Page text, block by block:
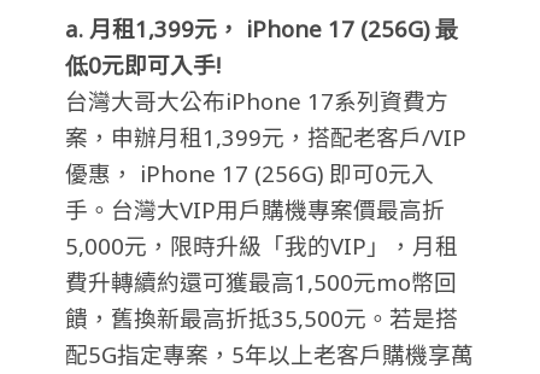
a. 月租1,399元， iPhone 17 (256G) 最
低0元即可入手!
台灣大哥大公布iPhone 17系列資費方
案，申辦月租1,399元，搭配老客戶/VIP
優惠， iPhone 17 (256G) 即可0元入
手。台灣大VIP用戶購機專案價最高折
5,000元，限時升級「我的VIP 」，月租
費升轉續約還可獲最高1,500元mo幣回
饋 ，舊換新最高折抵35,500元。若是搭
配5G指定專案， 5年以上老客戶購機享萬